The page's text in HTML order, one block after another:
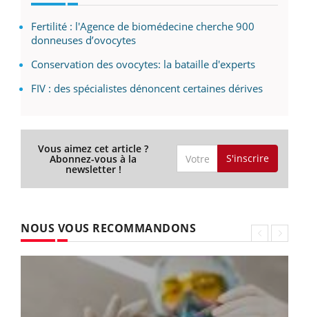
Fertilité : l'Agence de biomédecine cherche 900
donneuses d’ovocytes
Conservation des ovocytes: la bataille d'experts
FIV : des spécialistes dénoncent certaines dérives
Vous aimez cet article ?
Abonnez-vous à la
newsletter !
S'inscrire
NOUS VOUS RECOMMANDONS